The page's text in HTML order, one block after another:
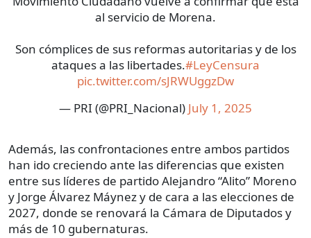
al servicio de Morena.
Son cómplices de sus reformas autoritarias y de los
ataques a las libertades.#LeyCensura
pic.twitter.com/sJRWUggzDw
— PRI (@PRI_Nacional) July 1, 2025
Además, las confrontaciones entre ambos partidos
han ido creciendo ante las diferencias que existen
entre sus líderes de partido Alejandro “Alito” Moreno
y Jorge Álvarez Máynez y de cara a las elecciones de
2027, donde se renovará la Cámara de Diputados y
más de 10 gubernaturas.